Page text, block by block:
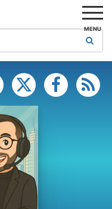
MENU